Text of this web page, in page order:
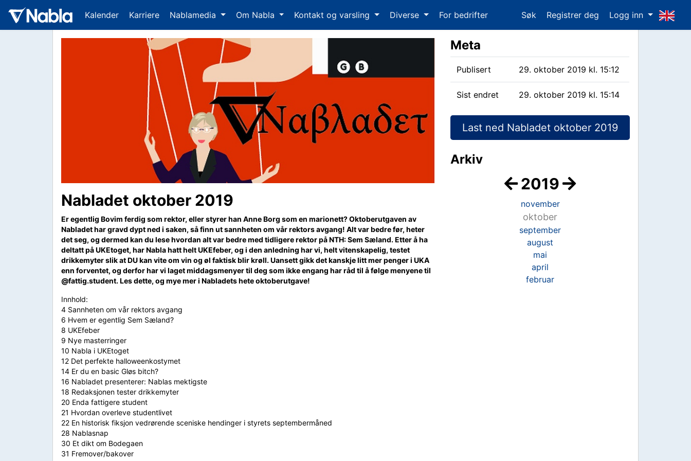
Kalender Karriere Nablamedia Om Nabla Kontakt og varsling Diverse For bedrifter Søk Registrer deg Logg inn
Nabladet oktober 2019
Er egentlig Bovim ferdig som rektor, eller styrer han Anne Borg som en marionett? Oktoberutgaven av
Nabladet har gravd dypt ned i saken, så finn ut sannheten om vår rektors avgang! Alt var bedre før, heter
det seg, og dermed kan du lese hvordan alt var bedre med tidligere rektor på NTH: Sem Sæland. Etter å ha
deltatt på UKEtoget, har Nabla hatt helt UKEfeber, og i den anledning har vi, helt vitenskapelig, testet
drikkemyter slik at DU kan vite om vin og øl faktisk blir krøll. Uansett gikk det kanskje litt mer penger i UKA
enn forventet, og derfor har vi laget middagsmenyer til deg som ikke engang har råd til å følge menyene til
@fattig.student. Les dette, og mye mer i Nabladets hete oktoberutgave!
Innhold:
4 Sannheten om vår rektors avgang
6 Hvem er egentlig Sem Sæland?
8 UKEfeber
9 Nye masterringer
10 Nabla i UKEtoget
12 Det perfekte halloweenkostymet
14 Er du en basic Gløs bitch?
16 Nabladet presenterer: Nablas mektigste
18 Redaksjonen tester drikkemyter
20 Enda fattigere student
21 Hvordan overleve studentlivet
22 En historisk fiksjon vedrørende sceniske hendinger i styrets septembermåned
28 Nablasnap
30 Et dikt om Bodegaen
31 Fremover/bakover
Meta
Publisert 29. oktober 2019 kl. 15:12
Sist endret 29. oktober 2019 kl. 15:14
Last ned Nabladet oktober 2019
Arkiv
2019
november
oktober
september
august
mai
april
februar